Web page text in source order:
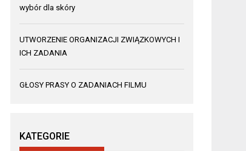
wybór dla skóry
UTWORZENIE ORGANIZACJI ZWIĄZKOWYCH I
ICH ZADANIA
GŁOSY PRASY O ZADANIACH FILMU
KATEGORIE